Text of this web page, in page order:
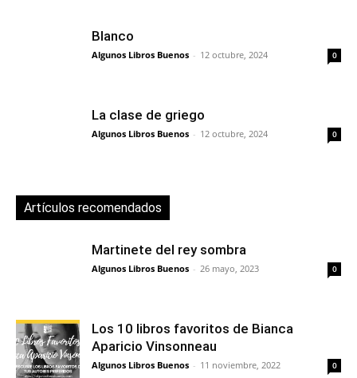
Blanco
Algunos Libros Buenos - 12 octubre, 2024 0
La clase de griego
Algunos Libros Buenos - 12 octubre, 2024 0
Artículos recomendados
Martinete del rey sombra
Algunos Libros Buenos - 26 mayo, 2023 0
Los 10 libros favoritos de Bianca
Aparicio Vinsonneau
Algunos Libros Buenos - 11 noviembre, 2022 0